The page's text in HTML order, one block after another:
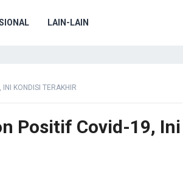
LAIN-LAIN
KONDISI TERAKHIR
Positif Covid-19, Ini